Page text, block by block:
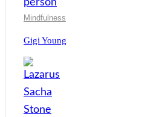
Mindfulness
Gigi Young